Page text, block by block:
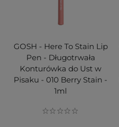
GOSH - Here To Stain Lip
Pen - Długotrwała
Konturówka do Ust w
Pisaku - 010 Berry Stain -
1ml